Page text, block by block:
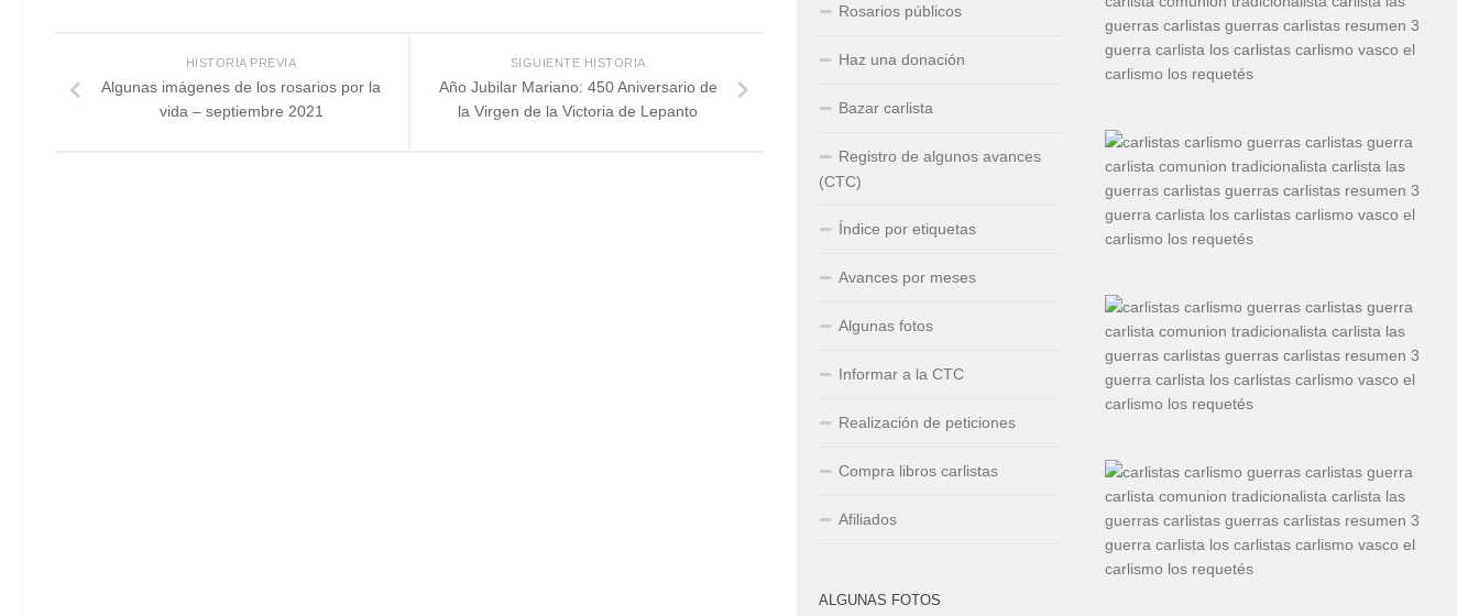
SIGUIENTE HISTORIA
Año Jubilar Mariano: 450 Aniversario de
la Virgen de la Victoria de Lepanto
HISTORIA PREVIA
Algunas imágenes de los rosarios por la
vida – septiembre 2021
Rosarios públicos
Haz una donación
Bazar carlista
Registro de algunos avances
(CTC)
Índice por etiquetas
Avances por meses
Algunas fotos
Informar a la CTC
Realización de peticiones
Compra libros carlistas
Afiliados
ALGUNAS FOTOS